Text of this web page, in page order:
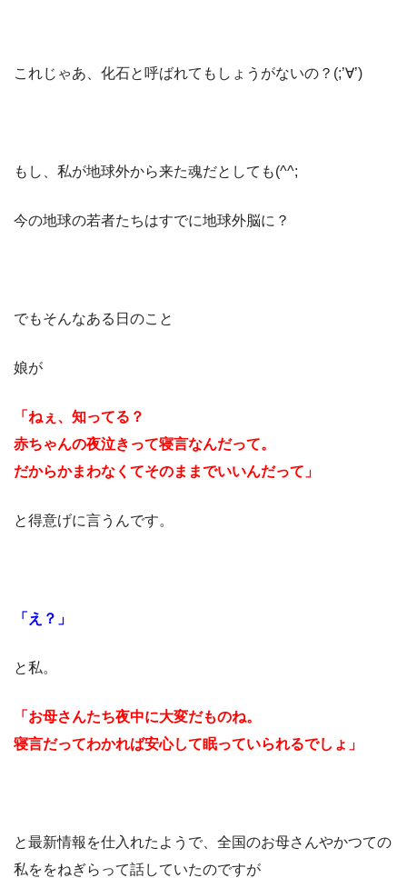
これじゃあ、化石と呼ばれてもしょうがないの？(;’∀’)
もし、私が地球外から来た魂だとしても(^^;
今の地球の若者たちはすでに地球外脳に？
でもそんなある日のこと
娘が
「ねぇ、知ってる？
赤ちゃんの夜泣きって寝言なんだって。
だからかまわなくてそのままでいいんだって」
と得意げに言うんです。
「え？」
と私。
「お母さんたち夜中に大変だものね。
寝言だってわかれば安心して眠っていられるでしょ」
と最新情報を仕入れたようで、全国のお母さんやかつての
私ををねぎらって話していたのですが